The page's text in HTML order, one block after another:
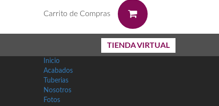
Carrito de Compras
TIENDA VIRTUAL
Inicio
Acabados
Tuberias
Nosotros
Fotos